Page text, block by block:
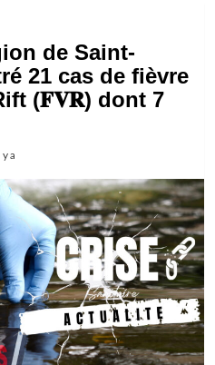
de Saint-
21 cas de fièvre
(𝐅𝐕𝐑) dont 7
a